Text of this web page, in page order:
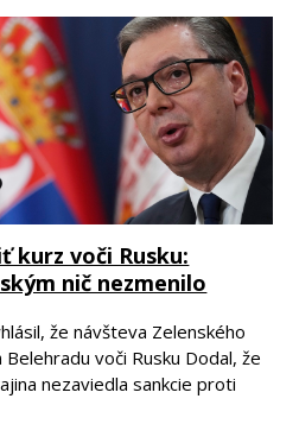
kurz voči Rusku:
nič nezmenilo
že návšteva Zelenského
voči Rusku Dodal, že
nezaviedla sankcie proti